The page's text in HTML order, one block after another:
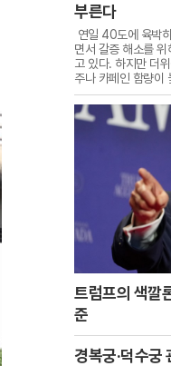
부른다
연일 40도에 육박
면서 갈증 해소를
고 있다. 하지만 더
주나 카페인 함량이
해치는 독이 될 수
전문가들에 따르면
트럼프의 색깔
준
경복궁·덕수